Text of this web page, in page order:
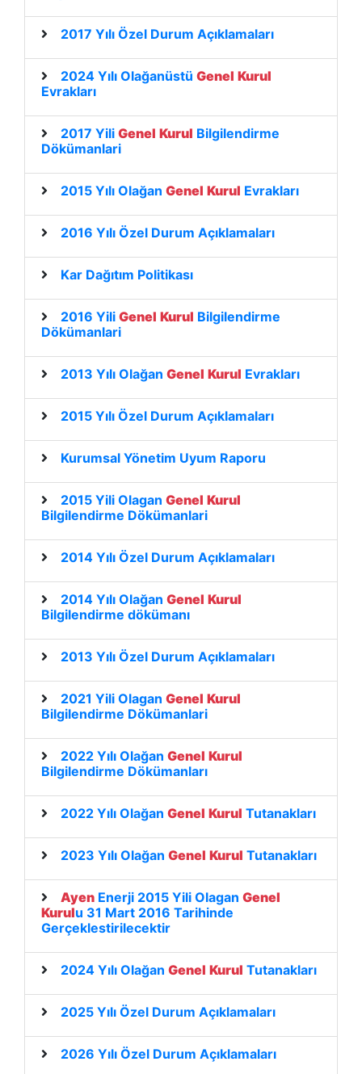
2017 Yılı Özel Durum Açıklamaları
2024 Yılı Olağanüstü Genel Kurul
Evrakları
2017 Yili Genel Kurul Bilgilendirme
Dökümanlari
2015 Yılı Olağan Genel Kurul Evrakları
2016 Yılı Özel Durum Açıklamaları
Kar Dağıtım Politikası
2016 Yili Genel Kurul Bilgilendirme
Dökümanlari
2013 Yılı Olağan Genel Kurul Evrakları
2015 Yılı Özel Durum Açıklamaları
Kurumsal Yönetim Uyum Raporu
2015 Yili Olagan Genel Kurul
Bilgilendirme Dökümanlari
2014 Yılı Özel Durum Açıklamaları
2014 Yılı Olağan Genel Kurul
Bilgilendirme dökümanı
2013 Yılı Özel Durum Açıklamaları
2021 Yili Olagan Genel Kurul
Bilgilendirme Dökümanlari
2022 Yılı Olağan Genel Kurul
Bilgilendirme Dökümanları
2022 Yılı Olağan Genel Kurul Tutanakları
2023 Yılı Olağan Genel Kurul Tutanakları
Ayen Enerji 2015 Yili Olagan Genel
Kurulu 31 Mart 2016 Tarihinde
Gerçeklestirilecektir
2024 Yılı Olağan Genel Kurul Tutanakları
2025 Yılı Özel Durum Açıklamaları
2026 Yılı Özel Durum Açıklamaları